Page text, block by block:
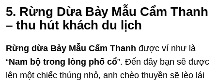
5. Rừng Dừa Bảy Mẫu Cẩm Thanh
– thu hút khách du lịch
Rừng dừa Bảy Mẫu Cẩm Thanh được ví như là
“Nam bộ trong lòng phố cổ”. Đến đây bạn sẽ được
lên một chiếc thúng nhỏ, anh chèo thuyền sẽ lèo lái